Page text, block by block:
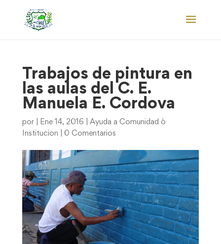
Trabajos de pintura en
las aulas del C. E.
Manuela E. Cordova
por Ene 14, 2016
Ayuda a Comunidad ò
Institucion
0 Comentarios